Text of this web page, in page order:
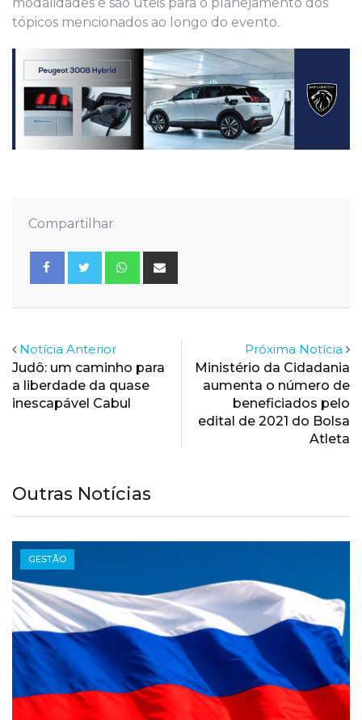
tópicos mencionados ao longo do evento.
Compartilhar
Whatsapp
Notícia Anterior
Judô: um caminho para
a liberdade da quase
inescapável Cabul
Próxima Notícia
Ministério da Cidadania
aumenta o número de
beneficiados pelo
edital de 2021 do Bolsa
Atleta
Outras Notícias
GESTÃO